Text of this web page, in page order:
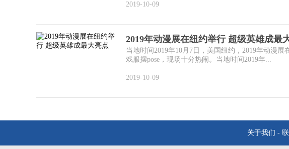
2019-10-09
2019年动漫展在纽约举行 超级英雄成最
当地时间2019年10月7日，美国纽约，2019年动漫
戏服摆pose，现场十分热闹。当地时间2019年...
2019-10-09
关于我们 -